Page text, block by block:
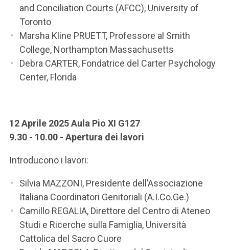
and Conciliation Courts (AFCC), University of
Toronto
Marsha Kline PRUETT, Professore al Smith
College, Northampton Massachusetts
Debra CARTER, Fondatrice del Carter Psychology
Center, Florida
12 Aprile 2025 Aula Pio XI G127
9.30 - 10.00 - Apertura dei lavori
Introducono i lavori:
Silvia MAZZONI, Presidente dell’Associazione
Italiana Coordinatori Genitoriali (A.I.Co.Ge.)
Camillo REGALIA, Direttore del Centro di Ateneo
Studi e Ricerche sulla Famiglia, Università
Cattolica del Sacro Cuore